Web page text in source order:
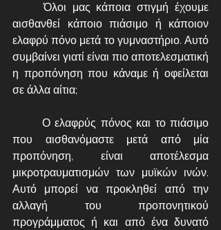
	Όλοι μας κάποια στιγμή έχουμε
αισθανθεί κάποιο πιάσιμο ή κάποιον
ελαφρύ πόνο μετά το γυμναστήριο. Αυτό
συμβαίνει γιατί είναι πιο αποτελεσματική
η προπόνηση που κάναμε ή οφείλεται
σε άλλα αίτια;
που αισθανόμαστε μετά από μία
προπόνηση, είναι αποτέλεσμα
μικροτραυματισμών των μυϊκών ινών.
Αυτό μπορεί να προκληθεί από την
αλλαγή του προπονητικού
προγράμματος ή και από ένα δυνατό